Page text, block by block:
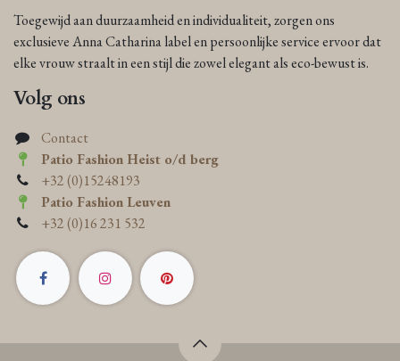
Toegewijd aan duurzaamheid en individualiteit, zorgen ons
exclusieve Anna Catharina label en persoonlijke service ervoor dat
elke vrouw straalt in een stijl die zowel elegant als eco-bewust is.
Volg ons
Contact
Patio Fashion Heist o/d berg
+32 (0)15248193
Patio Fashion Leuven
+32 (0)16 231 532